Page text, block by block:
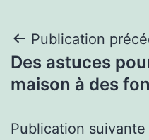
Navigation
de
Publication
Des astuces
maison à des
Publication suivante